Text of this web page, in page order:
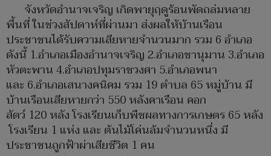
จังหวัดอำนาจเจริญ เกิดพายุฤดูร้อนพัดถล่มหลาย
พื้นที่ ในช่วงสัปดาห์ที่ผ่านมา ส่งผลให้บ้านเรือน
ประชาชนได้รับความเสียหายจำนวนมาก รวม 6 อำเภอ
ดังนี้ 1.อำเภอเมืองอำนาจเจริญ 2.อำเภอชานุมาน 3.อำเภอ
หัวตะพาน 4.อำเภอปทุมราชวงศา 5.อำเภอพนา
และ 6.อำเภอเสนางคนิคม รวม 19 ตำบล 65 หมู่บ้าน มี
บ้านเรือนเสียหายกว่า 550 หลังคาเรือน คอก
สัตว์ 120 หลัง โรงเรียนเก็บพืชผลทางการเกษตร 65 หลัง
โรงเรียน 1 แห่ง และ ต้นไม้โค่นล้มจำนวนหนึ่ง มี
ประชาชนถูกฟ้าผ่าเสียชีวิต 1 คน